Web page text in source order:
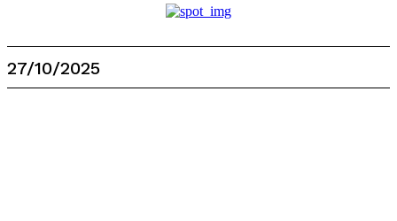
27/10/2025